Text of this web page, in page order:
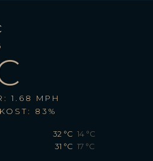
1.68 MPH
83%
32 °C 14 °C
31 °C 17 °C